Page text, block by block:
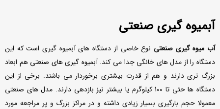
گارانتی ICN
فعال شدن گارانتی تمامی دستگاه
های آبمیوه گیری صنعتی ICN فقط
در صورت خرید از نمایندگی های
مجاز انجام میشود.
آبمیوه گیری صنعتی
آب میوه گیری صنعتی نوع خاصی از دستگاه های آبمیوه گیری است که این
دستگاه را از مدل های خانگی جدا می کند.آبمیوه گیری های صنعتی هم ابعاد
بزرگ تری دارند و هم از قدرت بیشتری برخوردار می باشند. برخی از این
دستگاه ها حتی تا 100 کیلوگرم یا بیشتر نیز بازدهی دارند. مدل های صنعتی
معمولا حجم بارگیری بسیار زیادی داشته و در مراکز بزرگ و پر مراجعه مورد